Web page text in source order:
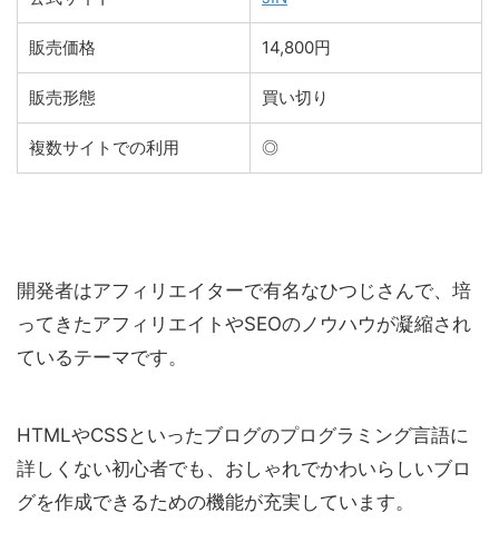
販売価格 14,800円
販売形態 買い切り
複数サイトでの利用 ◎
開発者はアフィリエイターで有名なひつじさんで、培
ってきたアフィリエイトやSEOのノウハウが凝縮され
ているテーマです。
HTMLやCSSといったブログのプログラミング言語に
詳しくない初心者でも、おしゃれでかわいらしいブロ
グを作成できるための機能が充実しています。